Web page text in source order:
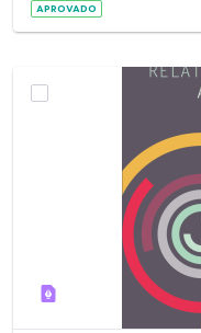
APROVADO